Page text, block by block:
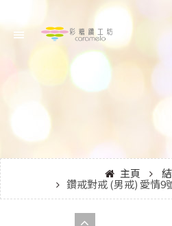
主頁
鑽戒對戒 (男戒) 愛情9